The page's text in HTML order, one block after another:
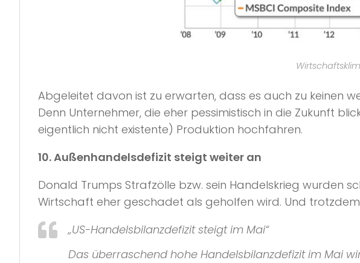
Abgeleitet davon ist zu erwarten, dass es auch zu keinen
Denn Unternehmer, die eher pessimistisch in die Zukunft
eigentlich nicht existente) Produktion hochfahren.
10. Außenhandelsdefizit steigt weiter an
Donald Trumps Strafzölle bzw. sein Handelskrieg wurden
Wirtschaft eher geschadet als geholfen wird. Und
„US-Handelsbilanzdefizit steigt im Mai“
Das überraschend hohe Handelsbilanzdefizit im Mai